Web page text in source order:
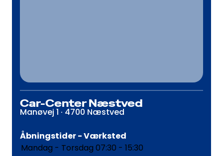
Car-Center Næstved
Manøvej 1 · 4700 Næstved
Åbningstider - Værksted
Mandag - Torsdag 07:30 - 15:30